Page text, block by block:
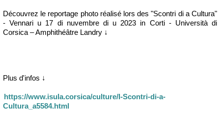
Découvrez le reportage photo réalisé lors des "Scontri di a Cultura"
- Vennari u 17 di nuvembre di u 2023 in Corti - Università di
Corsica – Amphithéâtre Landry ↓
Plus d'infos ↓
https://www.isula.corsica/culture/I-Scontri-di-a-
Cultura_a5584.html